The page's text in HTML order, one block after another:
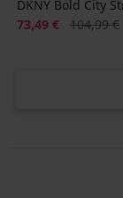
DKNY Bold City
Popust
73,49 € Prvotna
104,99 €